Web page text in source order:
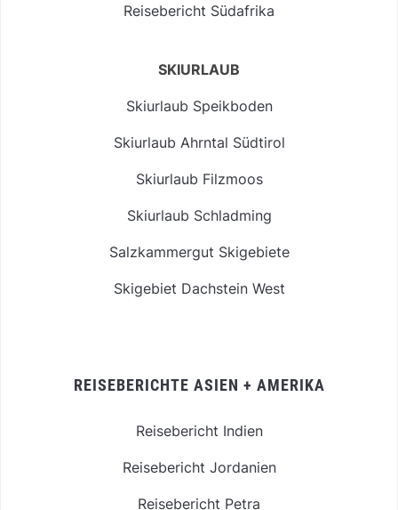
Reisebericht Südafrika
SKIURLAUB
Skiurlaub Speikboden
Skiurlaub Ahrntal Südtirol
Skiurlaub Filzmoos
Skiurlaub Schladming
Salzkammergut Skigebiete
Skigebiet Dachstein West
REISEBERICHTE ASIEN + AMERIKA
Reisebericht Indien
Reisebericht Jordanien
Reisebericht Petra